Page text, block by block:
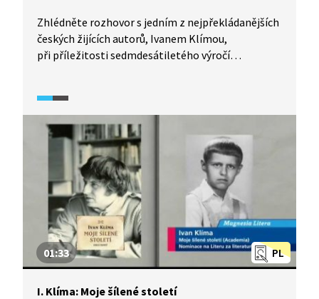
Zhlédněte rozhovor s jedním z nejpřekládanějších
českých žijících autorů, Ivanem Klímou,
při příležitosti sedmdesátiletého výročí
v terezínském koncentračním táboře.
PL
01:33
I. Klíma: Moje šílené století